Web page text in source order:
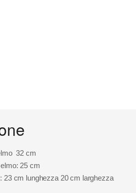
32 cm
25 cm
23 cm lunghezza 20 cm larghezza